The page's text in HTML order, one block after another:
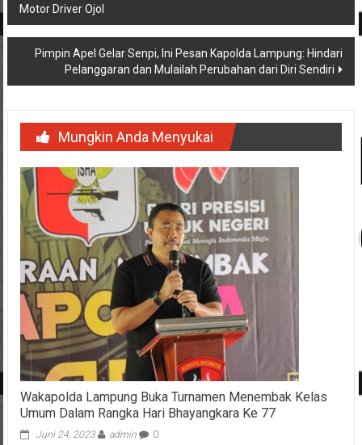
pos
Motor Driver Ojol
Pimpin Apel Gelar Senpi, Ini Pesan Kapolda Lampung: Hindari
Pelanggaran dan Mulailah Perubahan dari Diri Sendiri
Mungkin Anda Menyukai
Wakapolda Lampung Buka Turnamen Menembak Kelas
Umum Dalam Rangka Hari Bhayangkara Ke 77
Juni 24, 2023 admin 0